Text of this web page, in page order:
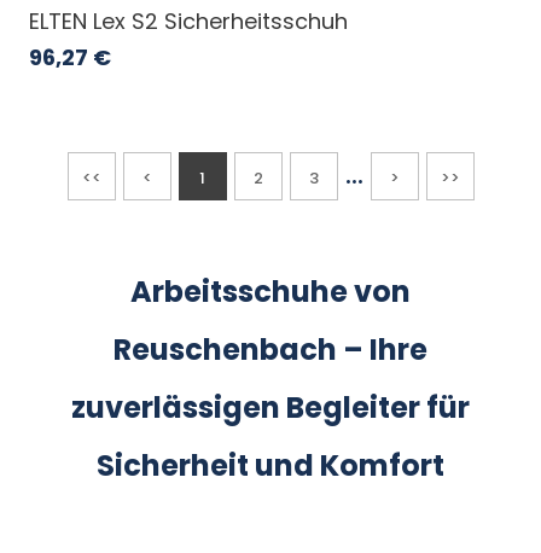
ELTEN Lex S2 Sicherheitsschuh
96,27 €
<< < 1 2 3 ... > >>
Arbeitsschuhe von
Reuschenbach – Ihre
zuverlässigen Begleiter für
Sicherheit und Komfort